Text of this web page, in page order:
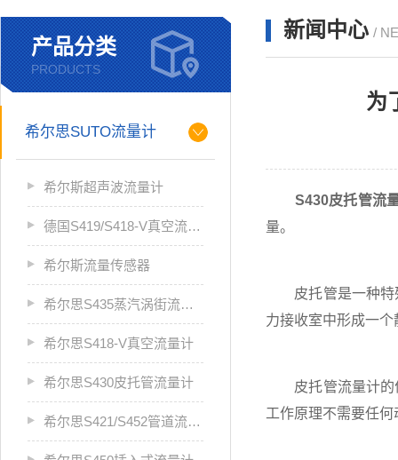
产品分类
PRODUCTS
希尔思SUTO流量计
希尔斯超声波流量计
德国S419/S418-V真空流量计
希尔斯流量传感器
希尔思S435蒸汽涡街流量计
希尔思S418-V真空流量计
希尔思S430皮托管流量计
希尔思S421/S452管道流量计
新闻中心 /
为
S430皮托管流
量。
皮托管是一种特殊
力接收室中形成一
皮托管流量计的优
工作原理不需要任